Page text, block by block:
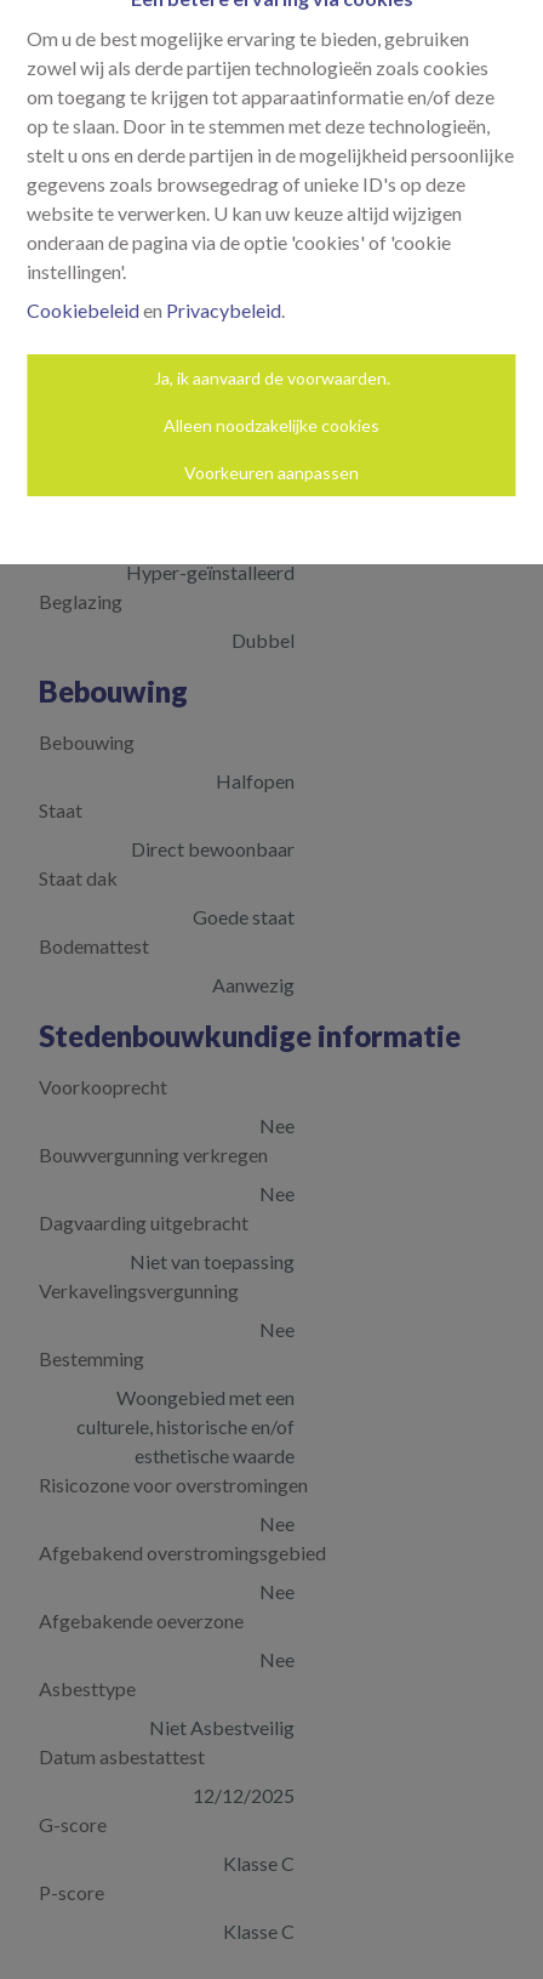
Om u de best mogelijke ervaring te bieden, gebruiken
zowel wij als derde partijen technologieën zoals cookies
om toegang te krijgen tot apparaatinformatie en/of deze
op te slaan. Door in te stemmen met deze technologieën,
stelt u ons en derde partijen in de mogelijkheid persoonlijke
gegevens zoals browsegedrag of unieke ID's op deze
website te verwerken. U kan uw keuze altijd wijzigen
onderaan de pagina via de optie 'cookies' of 'cookie
instellingen'.
Cookiebeleiden Privacybeleid
Ja, ik aanvaard de voorwaarden.
Alleen noodzakelijke cookies
Voorkeuren aanpassen
label E of F, moeten verplicht gerenoveerd worden naar label D of beter,
binnen de 6 jaar na aankoop.
Keuringsattest elektriciteit
Nog niet aangevraagd
EPC
750 kWh/m² jaar
Unieke code
20251212-0003748180-RES-
Comfort
Individueel
Niet meegedeeld
Hyper-geïnstalleerd
Beglazing
Dubbel
Bebouwing
Bebouwing
Halfopen
Staat
Direct bewoonbaar
Staat dak
Goede staat
Bodemattest
Aanwezig
Stedenbouwkundige informatie
Voorkooprecht
Nee
Bouwvergunning verkregen
Nee
Dagvaarding uitgebracht
Niet van toepassing
Verkavelingsvergunning
Nee
Bestemming
Woongebied met een
culturele, historische en/of
esthetische waarde
Risicozone voor overstromingen
Nee
Afgebakend overstromingsgebied
Nee
Afgebakende oeverzone
Nee
Asbesttype
Niet Asbestveilig
Datum asbestattest
12/12/2025
G-score
Klasse C
P-score
Klasse C